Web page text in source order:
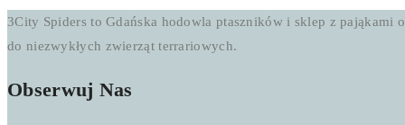
500,00 zł
3City Spiders to Gdańska hodowla ptaszników i sklep z
do niezwykłych zwierząt terrariowych.
Obserwuj Nas